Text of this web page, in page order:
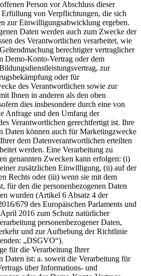
Person vor Abschluss dieser
von Verpflichtungen, die sich
zur Einwilligungsabwicklung ergeben.
Daten werden auch zum Zwecke der
des Verantwortlichen verarbeitet, wie
berechtigter vertraglicher
Demo-Konto-Vertrag oder dem
zur
oder für
des Verantwortlichen sowie zur
Ihnen in anderen als den oben
dies insbesondere durch eine von
Anfrage und den Umfang der
Verantwortlichen gerechtfertigt ist. Ihre
Daten können auch für Marketingzwecke
dem Datenverantwortlichen erteilten
werden. Eine Verarbeitung zu
genannten Zwecken kann erfolgen: (i)
zusätzlichen Einwilligung, (ii) auf der
Rechts oder (iii) wenn sie mit dem
für den die personenbezogenen Daten
wurden (Artikel 6 Absatz 4 der
679 des Europäischen Parlaments und
2016 zum Schutz natürlicher
personenbezogener Daten,
und zur Aufhebung der Richtlinie
„DSGVO“).
für die Verarbeitung Ihrer
Daten ist: a. soweit die Verarbeitung für
über Informations- und